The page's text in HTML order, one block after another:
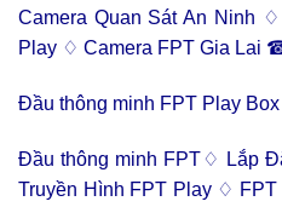
Camera Quan Sát An Ninh
Play ♢ Camera FPT Gia Lai
Đầu thông minh FPT Play
Đầu thông minh FPT♢ Lắp
Truyền Hình FPT Play ♢